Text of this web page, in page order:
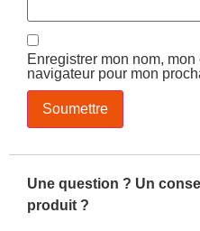
Enregistrer mon nom,
navigateur pour mon
Une question ? Un
produit ?